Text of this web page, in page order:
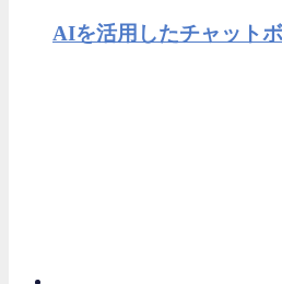
AIを活用したチャット